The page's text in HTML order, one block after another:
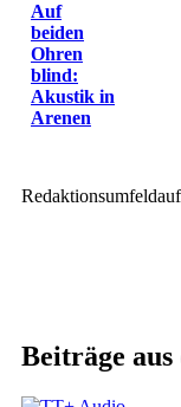
Auf
beiden
Ohren
blind:
Akustik in
Arenen
Beiträge